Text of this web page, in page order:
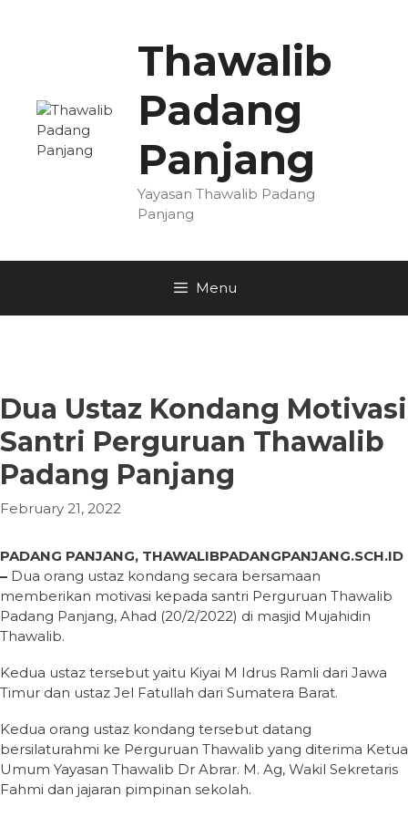
Thawalib
Padang
Panjang
Yayasan Thawalib Padang
Panjang
Menu
Dua Ustaz Kondang Motivasi
Santri Perguruan Thawalib
Padang Panjang
February 21, 2022
PADANG PANJANG, THAWALIBPADANGPANJANG.SCH.ID
– Dua orang ustaz kondang secara bersamaan
memberikan motivasi kepada santri Perguruan Thawalib
Padang Panjang, Ahad (20/2/2022) di masjid Mujahidin
Thawalib.
Kedua ustaz tersebut yaitu Kiyai M Idrus Ramli dari Jawa
Timur dan ustaz Jel Fatullah dari Sumatera Barat.
Kedua orang ustaz kondang tersebut datang
bersilaturahmi ke Perguruan Thawalib yang diterima Ketua
Umum Yayasan Thawalib Dr Abrar. M. Ag, Wakil Sekretaris
Fahmi dan jajaran pimpinan sekolah.